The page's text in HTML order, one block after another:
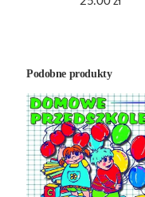
Podobne produkty